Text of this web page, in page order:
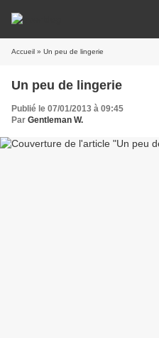
Accueil » Un peu de lingerie
Un peu de lingerie
Publié le 07/01/2013 à 09:45
Par Gentleman W.